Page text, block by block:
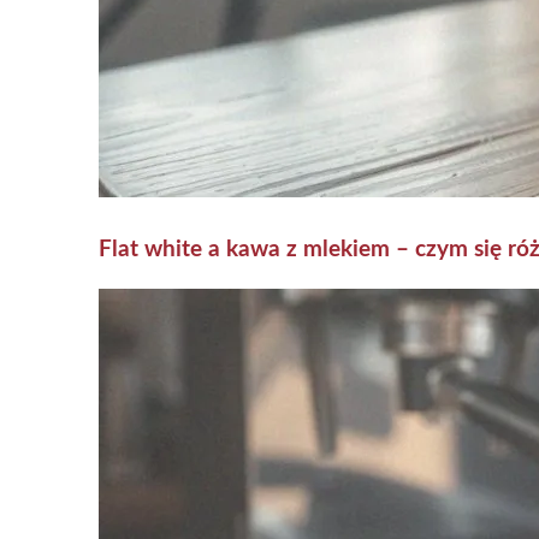
Flat white a kawa z mlekiem – czym się